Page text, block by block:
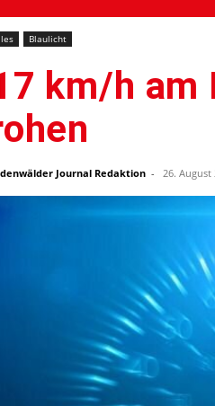
Blaulicht
km/h am
Journal Redaktion - 26. August